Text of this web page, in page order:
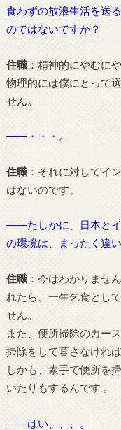
食わずの放浪生活を送
のではないですか？
住職： 精神的にやむに
物理的には僕にとって
せん。
――・・・。
住職：それに対してイ
はないのです。
――たしかに、日本とイ
の環境は、まったく違い
住職：今はわかりませ
れたら、一生乞食とし
せん。
また、便所掃除のカー
掃除をして暮さなければ
しかも、素手で便所を
いたりもするんです 。
――はい、、、。